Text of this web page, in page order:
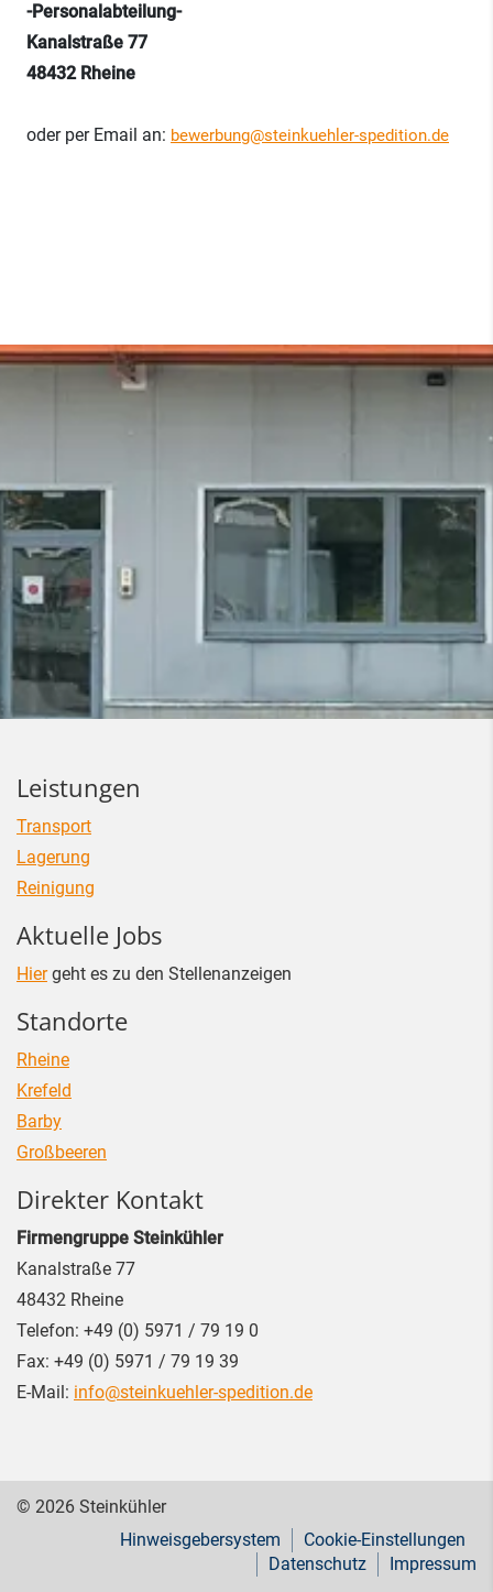
-Personalabteilung-
Kanalstraße 77
48432 Rheine
oder per Email an: bewerbung@steinkuehler-spedition.de
Leistungen
Transport
Lagerung
Reinigung
Aktuelle Jobs
Hiergeht es zu den Stellenanzeigen
Standorte
Rheine
Krefeld
Barby
Großbeeren
Direkter Kontakt
Firmengruppe Steinkühler
Kanalstraße 77
48432 Rheine
Telefon: +49 (0) 5971 / 79 19 0
Fax: +49 (0) 5971 / 79 19 39
E-Mail: info@steinkuehler-spedition.de
© 2026 Steinkühler
Hinweisgebersystem
Cookie-Einstellungen
Datenschutz
Impressum